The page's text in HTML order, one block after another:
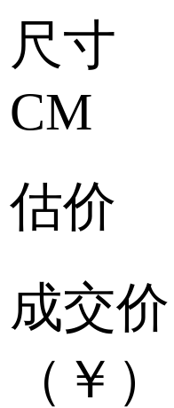
尺寸
CM
估价
成交价
（￥）